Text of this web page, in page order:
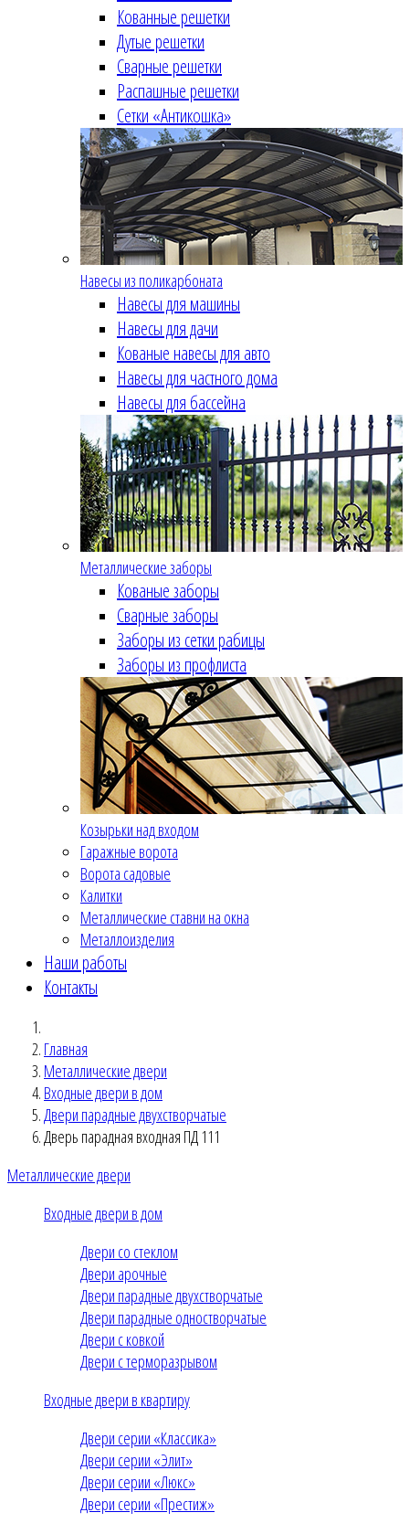
Кованные решетки
Дутые решетки
Сварные решетки
Распашные решетки
Сетки «Антикошка»
Навесы из поликарбоната
Навесы для машины
Навесы для дачи
Кованые навесы для авто
Навесы для частного дома
Навесы для бассейна
Металлические заборы
Кованые заборы
Сварные заборы
Заборы из сетки рабицы
Заборы из профлиста
Козырьки над входом
Гаражные ворота
Ворота садовые
Калитки
Металлические ставни на окна
Металлоизделия
Наши работы
Контакты
Главная
Металлические двери
Входные двери в дом
Двери парадные двухстворчатые
Дверь парадная входная ПД 111
Металлические двери
Входные двери в дом
Двери со стеклом
Двери арочные
Двери парадные двухстворчатые
Двери парадные одностворчатые
Двери с ковкой
Двери с терморазрывом
Входные двери в квартиру
Двери серии «Классика»
Двери серии «Элит»
Двери серии «Люкс»
Двери серии «Престиж»